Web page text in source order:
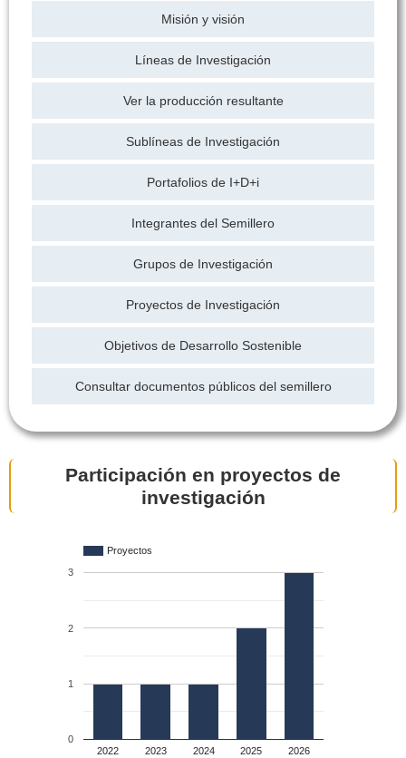
Misión y visión
Líneas de Investigación
Ver la producción resultante
Sublíneas de Investigación
Portafolios de I+D+i
Integrantes del Semillero
Grupos de Investigación
Proyectos de Investigación
Objetivos de Desarrollo Sostenible
Consultar documentos públicos del semillero
Participación en proyectos de
investigación
Proyectos
2022 2023 2024 2025 2026
0
1
2
3